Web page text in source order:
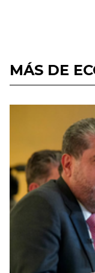
MÁS DE